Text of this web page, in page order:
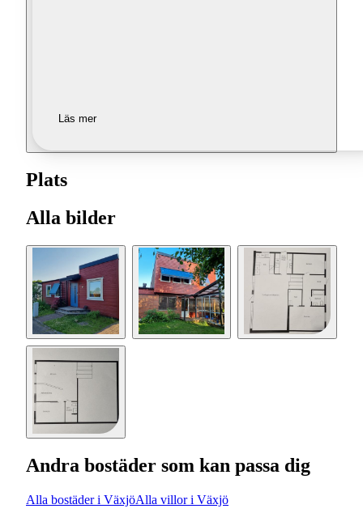
Läs mer
Plats
Alla bilder
Andra bostäder som kan passa dig
Alla bostäder i VäxjöAlla villor i Växjö